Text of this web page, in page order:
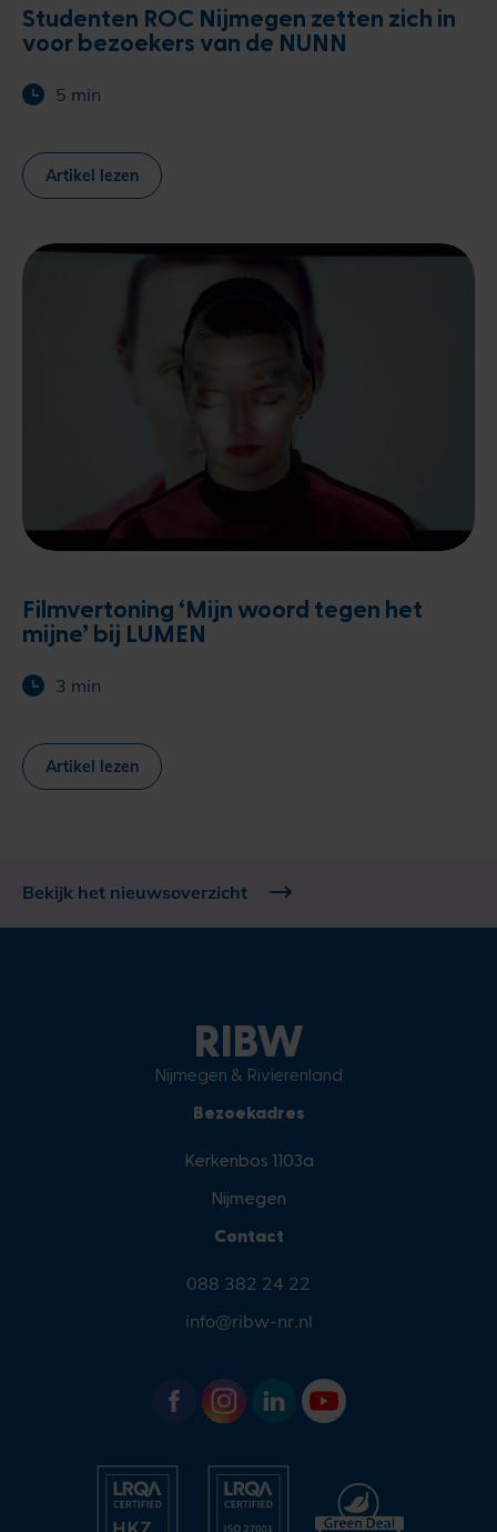
Studenten ROC Nijmegen zetten zich in
voor bezoekers van de NUNN
5 min
Artikel lezen
Filmvertoning ‘Mijn woord tegen het
mijne’ bij LUMEN
3 min
Artikel lezen
Bekijk het nieuwsoverzicht
RIBW
Nijmegen & Rivierenland
Bezoekadres
Kerkenbos 1103a
Nijmegen
Contact
088 382 24 22
info@ribw-nr.nl